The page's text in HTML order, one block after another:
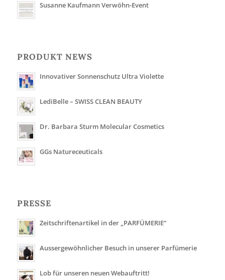
Susanne Kaufmann Verwöhn-Event
PRODUKT NEWS
Innovativer Sonnenschutz Ultra Violette
LediBelle – SWISS CLEAN BEAUTY
Dr. Barbara Sturm Molecular Cosmetics
GGs Natureceuticals
PRESSE
Zeitschriftenartikel in der „PARFÜMERIE“
Aussergewöhnlicher Besuch in unserer Parfümerie
Lob für unseren neuen Webauftritt!